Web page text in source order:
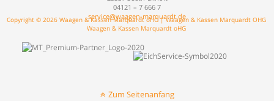
04121 – 7 666 7
service@waagen-marquardt.de
Copyright © 2026 Waagen & Kassen Marquardt oHG | Waagen & Kassen Marquardt OHG
Waagen & Kassen Marquardt oHG
Zum Seitenanfang